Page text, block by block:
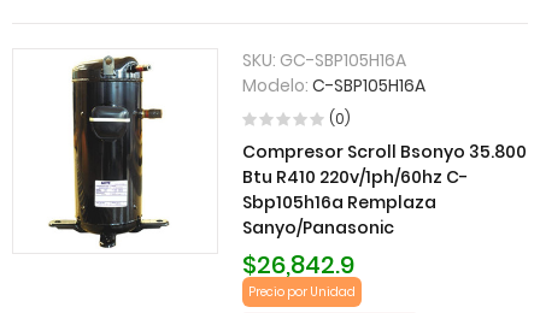
SKU: GC-SBP105H16A
Modelo:C-SBP105H16A
(0)
Compresor Scroll Bsonyo 35.800
Btu R410 220v/1ph/60hz C-
Sbp105h16a Remplaza
Sanyo/Panasonic
$26,842.9
Precio por Unidad